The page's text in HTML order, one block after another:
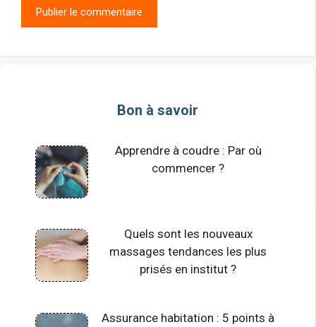
Bon à savoir
Apprendre à coudre : Par où
commencer ?
Quels sont les nouveaux
massages tendances les plus
prisés en institut ?
Assurance habitation : 5 points à